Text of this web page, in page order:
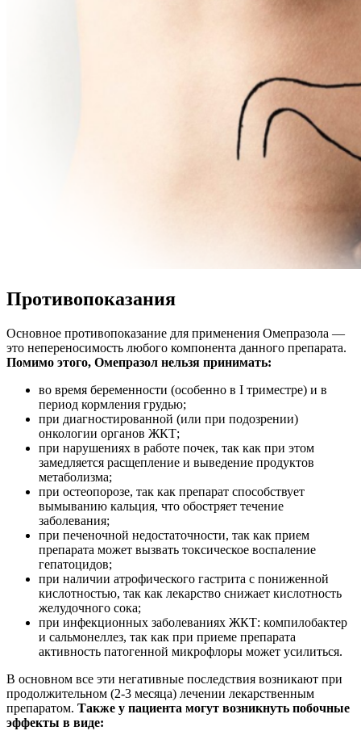
Противопоказания
Основное противопоказание для применения Омепразола —
это непереносимость любого компонента данного препарата.
Помимо этого, Омепразол нельзя принимать:
во время беременности (особенно в I триместре) и в
период кормления грудью;
при диагностированной (или при подозрении)
онкологии органов ЖКТ;
при нарушениях в работе почек, так как при этом
замедляется расщепление и выведение продуктов
метаболизма;
при остеопорозе, так как препарат способствует
вымыванию кальция, что обостряет течение
заболевания;
при печеночной недостаточности, так как прием
препарата может вызвать токсическое воспаление
гепатоцидов;
при наличии атрофического гастрита с пониженной
кислотностью, так как лекарство снижает кислотность
желудочного сока;
при инфекционных заболеваниях ЖКТ: компилобактер
и сальмонеллез, так как при приеме препарата
активность патогенной микрофлоры может усилиться.
В основном все эти негативные последствия возникают при
продолжительном (2-3 месяца) лечении лекарственным
препаратом. Также у пациента могут возникнуть побочные
эффекты в виде: